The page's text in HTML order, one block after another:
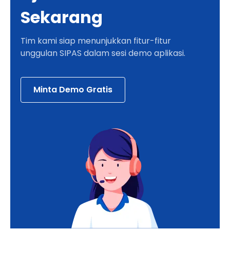
Sekarang
Tim kami siap menunjukkan fitur-fitur
unggulan SIPAS dalam sesi demo aplikasi.
Minta Demo Gratis